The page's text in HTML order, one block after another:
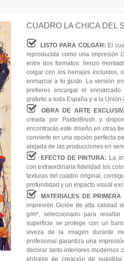
CUADRO LA CHICA DEL
LISTO PARA COLGAR: El
reproducida como una impresión
entre dos formatos: lienzo
colgar con los herrajes incluidos,
enmarcar a tu gusto. La versión
prefieres encargar el
gratuito a toda España y a la Unión
OBRA DE ARTE
creada por PastelBrush y
encontrarás este diseño en otras
convierte en una opción perfecta
alejada de las producciones en
EFECTO DE PINTURA: La
con extraordinaria fidelidad los
texturas del cuadro original,
profundidad y un impacto visual
MATERIALES DE PRIMERA
impresión Giclée de alta calidad
g/m², seleccionado para
superficie se protege con un
viveza de la imagen durante
profesional garantiza una
decorar tanto interiores modernos
proceso de creación de